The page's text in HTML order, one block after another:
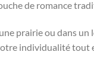
de romance
prairie ou dans
individualité